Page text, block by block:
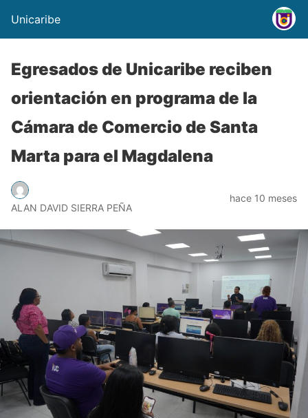
Unicaribe
Egresados de Unicaribe reciben
orientación en programa de la
Cámara de Comercio de Santa
Marta para el Magdalena
ALAN DAVID SIERRA PEÑA
hace 10 meses